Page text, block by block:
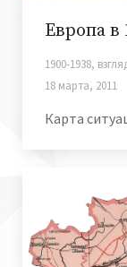
Европа в
1900-1938,
18 марта, 2011
Карта